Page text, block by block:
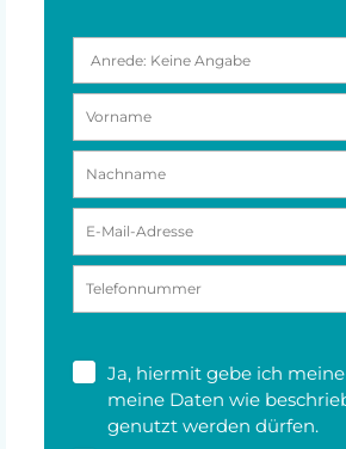
Ja, hiermit gebe ich meine
meine Daten wie
genutzt werden dürfen.